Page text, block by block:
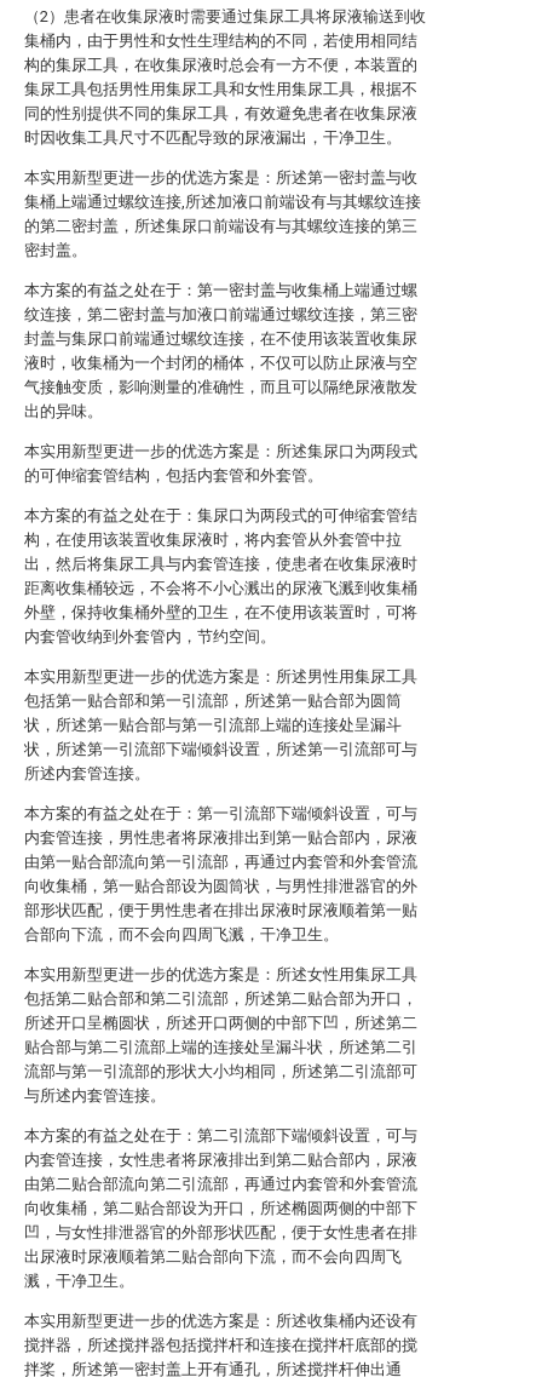
（2）患者在收集尿液时需要通过集尿工具将尿液输送到收
集桶内，由于男性和女性生理结构的不同，若使用相同结
构的集尿工具，在收集尿液时总会有一方不便，本装置的
集尿工具包括男性用集尿工具和女性用集尿工具，根据不
同的性别提供不同的集尿工具，有效避免患者在收集尿液
时因收集工具尺寸不匹配导致的尿液漏出，干净卫生。
本实用新型更进一步的优选方案是：所述第一密封盖与收
集桶上端通过螺纹连接,所述加液口前端设有与其螺纹连接
的第二密封盖，所述集尿口前端设有与其螺纹连接的第三
密封盖。
本方案的有益之处在于：第一密封盖与收集桶上端通过螺
纹连接，第二密封盖与加液口前端通过螺纹连接，第三密
封盖与集尿口前端通过螺纹连接，在不使用该装置收集尿
液时，收集桶为一个封闭的桶体，不仅可以防止尿液与空
气接触变质，影响测量的准确性，而且可以隔绝尿液散发
出的异味。
本实用新型更进一步的优选方案是：所述集尿口为两段式
的可伸缩套管结构，包括内套管和外套管。
本方案的有益之处在于：集尿口为两段式的可伸缩套管结
构，在使用该装置收集尿液时，将内套管从外套管中拉
出，然后将集尿工具与内套管连接，使患者在收集尿液时
距离收集桶较远，不会将不小心溅出的尿液飞溅到收集桶
外壁，保持收集桶外壁的卫生，在不使用该装置时，可将
内套管收纳到外套管内，节约空间。
本实用新型更进一步的优选方案是：所述男性用集尿工具
包括第一贴合部和第一引流部，所述第一贴合部为圆筒
状，所述第一贴合部与第一引流部上端的连接处呈漏斗
状，所述第一引流部下端倾斜设置，所述第一引流部可与
所述内套管连接。
本方案的有益之处在于：第一引流部下端倾斜设置，可与
内套管连接，男性患者将尿液排出到第一贴合部内，尿液
由第一贴合部流向第一引流部，再通过内套管和外套管流
向收集桶，第一贴合部设为圆筒状，与男性排泄器官的外
部形状匹配，便于男性患者在排出尿液时尿液顺着第一贴
合部向下流，而不会向四周飞溅，干净卫生。
本实用新型更进一步的优选方案是：所述女性用集尿工具
包括第二贴合部和第二引流部，所述第二贴合部为开口，
所述开口呈椭圆状，所述开口两侧的中部下凹，所述第二
贴合部与第二引流部上端的连接处呈漏斗状，所述第二引
流部与第一引流部的形状大小均相同，所述第二引流部可
与所述内套管连接。
本方案的有益之处在于：第二引流部下端倾斜设置，可与
内套管连接，女性患者将尿液排出到第二贴合部内，尿液
由第二贴合部流向第二引流部，再通过内套管和外套管流
向收集桶，第二贴合部设为开口，所述椭圆两侧的中部下
凹，与女性排泄器官的外部形状匹配，便于女性患者在排
出尿液时尿液顺着第二贴合部向下流，而不会向四周飞
溅，干净卫生。
本实用新型更进一步的优选方案是：所述收集桶内还设有
搅拌器，所述搅拌器包括搅拌杆和连接在搅拌杆底部的搅
拌桨，所述第一密封盖上开有通孔，所述搅拌杆伸出通